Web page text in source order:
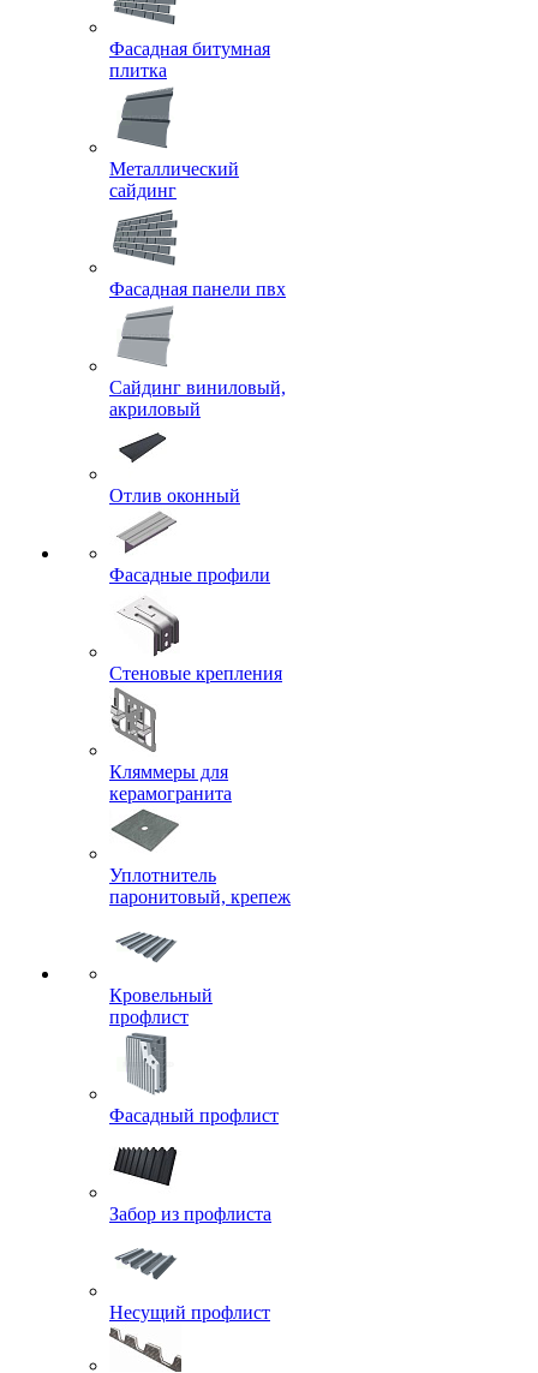
Фасадная битумная
плитка
Металлический
сайдинг
Фасадная панели пвх
Сайдинг виниловый,
акриловый
Отлив оконный
Фасадные профили
Стеновые крепления
Кляммеры для
керамогранита
Уплотнитель
паронитовый, крепеж
Кровельный
профлист
Фасадный профлист
Забор из профлиста
Несущий профлист